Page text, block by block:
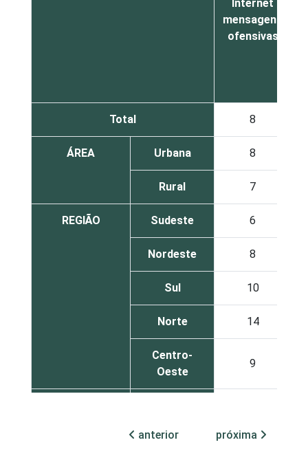
Internet
mensagens
ofensivas
Total 8
ÁREA Urbana 8
Rural 7
REGIÃO Sudeste 6
Nordeste 8
Sul 10
Norte 14
Centro-
Oeste
9
anterior próxima